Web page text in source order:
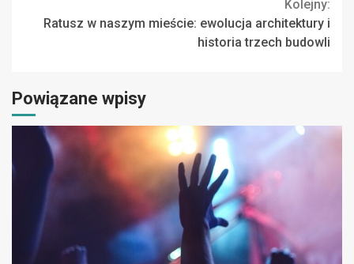
Kolejny:
Ratusz w naszym mieście: ewolucja architektury i
historia trzech budowli
Powiązane wpisy